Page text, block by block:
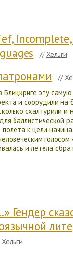
//Хельги
//
Блицкриге эту
и соорудили на
схалтурили и
баллистической
полета к цели
и летела
Гендер
Хельги